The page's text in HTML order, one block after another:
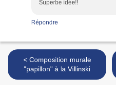
Superbe idée!!
Répondre
< Composition murale
"papillon" à la Villinski